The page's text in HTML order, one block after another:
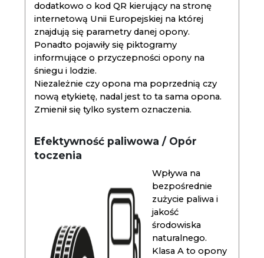
dodatkowo o kod QR kierujący na stronę
internetową Unii Europejskiej na której
znajdują się parametry danej opony.
Ponadto pojawiły się piktogramy
informujące o przyczepności opony na
śniegu i lodzie.
Niezależnie czy opona ma poprzednią czy
nową etykietę, nadal jest to ta sama opona.
Zmienił się tylko system oznaczenia.
Efektywność paliwowa / Opór
toczenia
Wpływa na
bezpośrednie
zużycie paliwa i
jakość
środowiska
naturalnego.
Klasa A to opony